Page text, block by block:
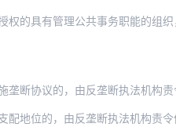
管理公共事务职能的组织，涉嫌违反本
，由反垄断执法机构责令停止违法行为，
位的，由反垄断执法机构责令停止